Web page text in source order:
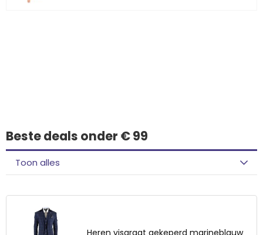
Beste deals onder € 99
Toon alles
Heren visgraat gekeperd marineblauw